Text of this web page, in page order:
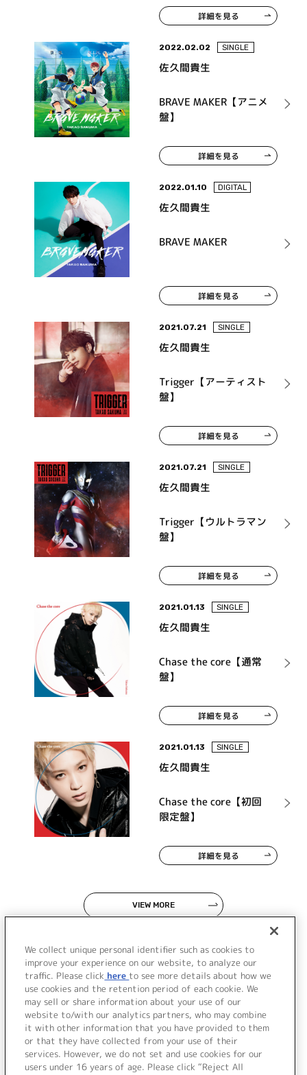
詳細を見る
2022.02.02 SINGLE
佐久間貴生
BRAVE MAKER【アニメ
盤】
詳細を見る
2022.01.10 DIGITAL
佐久間貴生
BRAVE MAKER
詳細を見る
2021.07.21 SINGLE
佐久間貴生
Trigger【アーティスト
盤】
詳細を見る
2021.07.21 SINGLE
佐久間貴生
Trigger【ウルトラマン
盤】
詳細を見る
2021.01.13 SINGLE
佐久間貴生
Chase the core【通常
盤】
詳細を見る
2021.01.13 SINGLE
佐久間貴生
Chase the core【初回
限定盤】
詳細を見る
VIEW MORE
JP
We collect unique personal identifier such as cookies to
improve your experience on our website, to analyze our
traffic. Please click here to see more details about how we
use cookies and the retention period of each cookie. We
may sell or share information about your use of our
website to/with our analytics partners, who may combine
it with other information that you have provided to them
or that they have collected from your use of their
services. However, we do not set and use cookies for our
users under 16 years of age. Please click “Reject All